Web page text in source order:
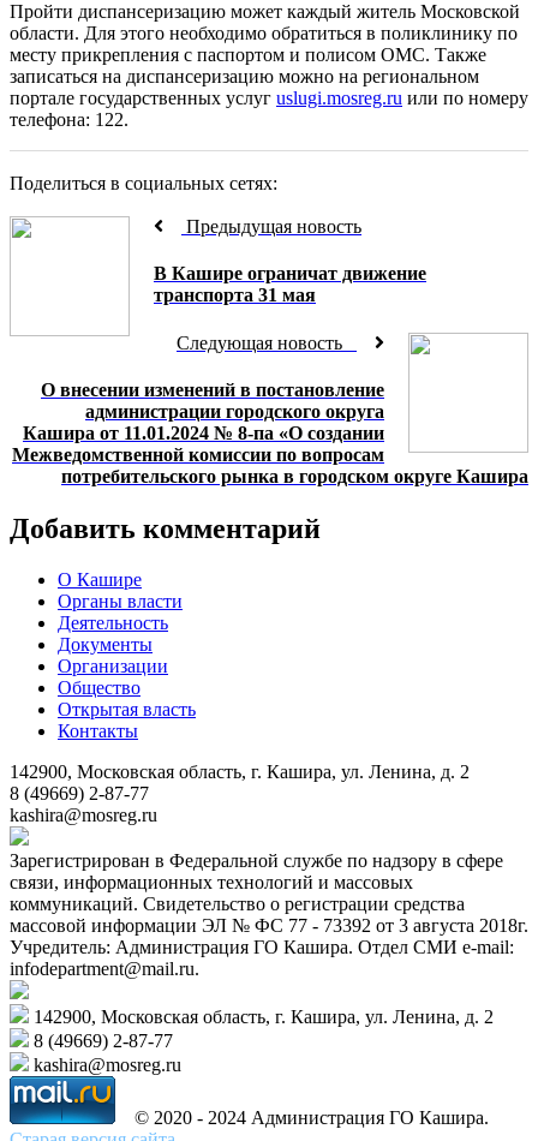
Пройти диспансеризацию может каждый житель Московской
области. Для этого необходимо обратиться в поликлинику по
месту прикрепления с паспортом и полисом ОМС. Также
записаться на диспансеризацию можно на региональном
портале государственных услуг uslugi.mosreg.ru или по номеру
телефона: 122.
Поделиться в социальных сетях:
Предыдущая новость
В Кашире ограничат движение
транспорта 31 мая
Следующая новость
О внесении изменений в постановление
администрации городского округа
Кашира от 11.01.2024 № 8-па «О создании
Межведомственной комиссии по вопросам
потребительского рынка в городском округе Кашира
Добавить комментарий
О Кашире
Органы власти
Деятельность
Документы
Организации
Общество
Открытая власть
Контакты
142900, Московская область, г. Кашира, ул. Ленина, д. 2
8 (49669) 2-87-77
kashira@mosreg.ru
Зарегистрирован в Федеральной службе по надзору в сфере
связи, информационных технологий и массовых
коммуникаций. Свидетельство о регистрации средства
массовой информации ЭЛ № ФС 77 - 73392 от 3 августа 2018г.
Учредитель: Администрация ГО Кашира. Отдел СМИ e-mail:
infodepartment@mail.ru.
142900, Московская область, г. Кашира, ул. Ленина, д. 2
8 (49669) 2-87-77
kashira@mosreg.ru
© 2020 - 2024 Администрация ГО Кашира.